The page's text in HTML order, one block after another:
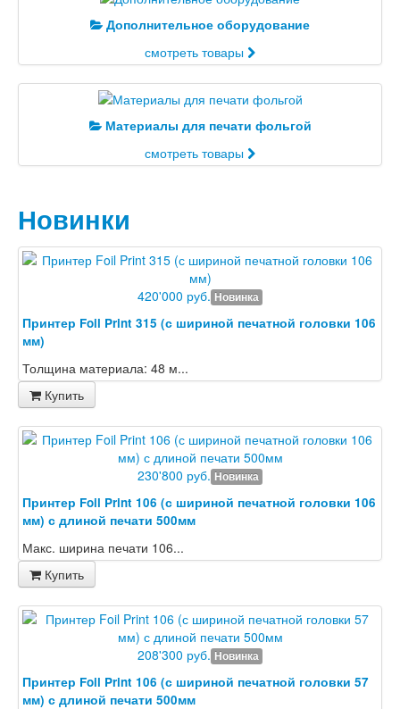
Дополнительное оборудование
смотреть товары
Материалы для печати фольгой
смотреть товары
Новинки
420'000 руб. Новинка
Принтер Foil Print 315 (с шириной печатной головки 106
мм)
Толщина материала: 48 м...
Купить
230'800 руб. Новинка
Принтер Foil Print 106 (с шириной печатной головки 106
мм) с длиной печати 500мм
Макс. ширина печати 106...
Купить
208'300 руб. Новинка
Принтер Foil Print 106 (с шириной печатной головки 57
мм) с длиной печати 500мм